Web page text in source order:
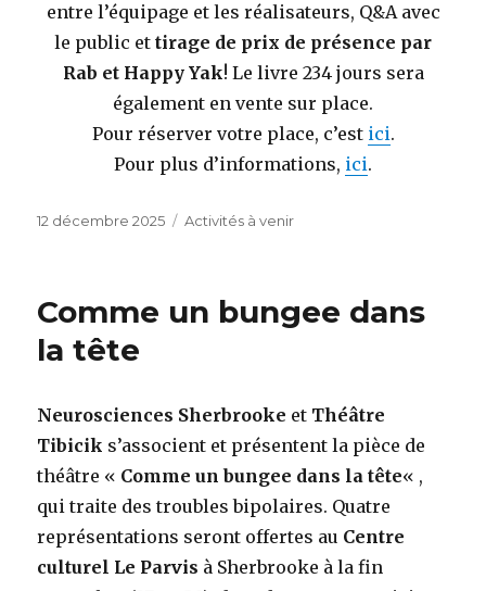
entre l’équipage et les réalisateurs, Q&A avec
le public et tirage de prix de présence par
Rab et Happy Yak! Le livre 234 jours sera
également en vente sur place.
Pour réserver votre place, c’est ici.
Pour plus d’informations, ici.
Publié
12 décembre 2025 Catégories
Activités à venir
Comme un bungee dans
la tête
Neurosciences Sherbrooke et Théâtre
Tibicik s’associent et présentent la pièce de
théâtre « Comme un bungee dans la tête« ,
qui traite des troubles bipolaires. Quatre
représentations seront offertes au Centre
culturel Le Parvis à Sherbrooke à la fin